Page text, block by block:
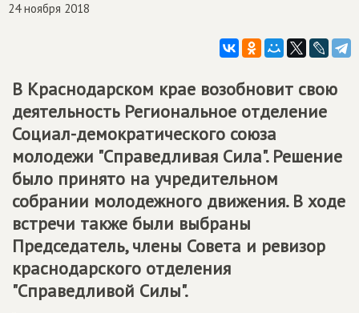
24 ноября 2018
В Краснодарском крае возобновит свою
деятельность Региональное отделение
Социал-демократического союза
молодежи "Справедливая Сила". Решение
было принято на учредительном
собрании молодежного движения. В ходе
встречи также были выбраны
Председатель, члены Совета и ревизор
краснодарского отделения
"Справедливой Силы".